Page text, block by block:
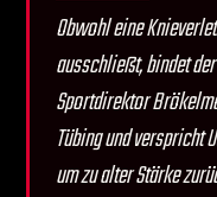
Obwohl eine
ausschließt, bindet
Sportdirektor
Tübing und verspricht
um zu alter Stärke